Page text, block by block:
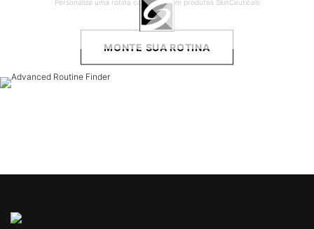
Personalize uma rotina completa com produtos SkinCeuticals
MONTE SUA ROTINA